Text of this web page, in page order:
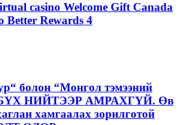
casino Welcome Gift Canada
Better Rewards 4
болон “Монгол тэмээний
БҮХ НИЙТЭЭР АМРАХГҮЙ. Өв
хамгаалах зорилготой